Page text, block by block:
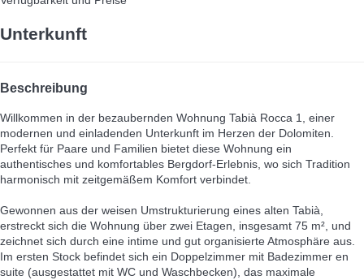
Unterkunft
Beschreibung
Willkommen in der bezaubernden Wohnung Tabià Rocca 1, einer
modernen und einladenden Unterkunft im Herzen der Dolomiten.
Perfekt für Paare und Familien bietet diese Wohnung ein
authentisches und komfortables Bergdorf-Erlebnis, wo sich Tradition
harmonisch mit zeitgemäßem Komfort verbindet.
Gewonnen aus der weisen Umstrukturierung eines alten Tabià,
erstreckt sich die Wohnung über zwei Etagen, insgesamt 75 m², und
zeichnet sich durch eine intime und gut organisierte Atmosphäre aus.
Im ersten Stock befindet sich ein Doppelzimmer mit Badezimmer en
suite (ausgestattet mit WC und Waschbecken), das maximale